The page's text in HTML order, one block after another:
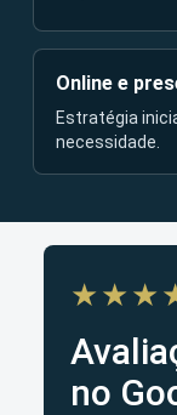
Online e
Estratégia
necessidade.
no